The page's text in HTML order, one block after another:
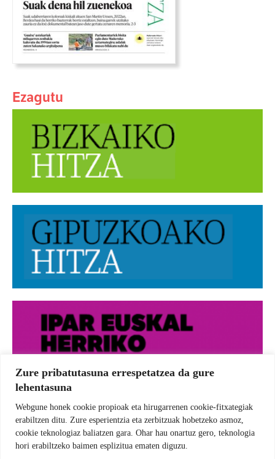
Zure pribatutasuna errespetatzea da gure
lehentasuna
Webgune honek cookie propioak eta hirugarrenen cookie-fitxategiak
erabiltzen ditu. Zure esperientzia eta zerbitzuak hobetzeko asmoz,
cookie teknologiaz baliatzen gara. Ohar hau onartuz gero, teknologia
hori erabiltzeko baimen esplizitua ematen diguzu.
Ezagutu